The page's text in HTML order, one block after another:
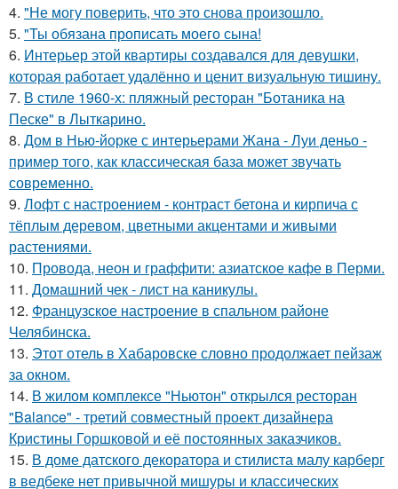
4. "Не могу поверить, что это снова произошло.
5. "Ты обязана прописать моего сына!
6. Интерьер этой квартиры создавался для девушки,
которая работает удалённо и ценит визуальную тишину.
7. В стиле 1960-х: пляжный ресторан "Ботаника на
Песке" в Лыткарино.
8. Дом в Нью-йорке с интерьерами Жана - Луи деньо -
пример того, как классическая база может звучать
современно.
9. Лофт с настроением - контраст бетона и кирпича с
тёплым деревом, цветными акцентами и живыми
растениями.
10. Провода, неон и граффити: азиатское кафе в Перми.
11. Домашний чек - лист на каникулы.
12. Французское настроение в спальном районе
Челябинска.
13. Этот отель в Хабаровске словно продолжает пейзаж
за окном.
14. В жилом комплексе "Ньютон" открылся ресторан
"Balance" - третий совместный проект дизайнера
Кристины Горшковой и её постоянных заказчиков.
15. В доме датского декоратора и стилиста малу карберг
в ведбеке нет привычной мишуры и классических